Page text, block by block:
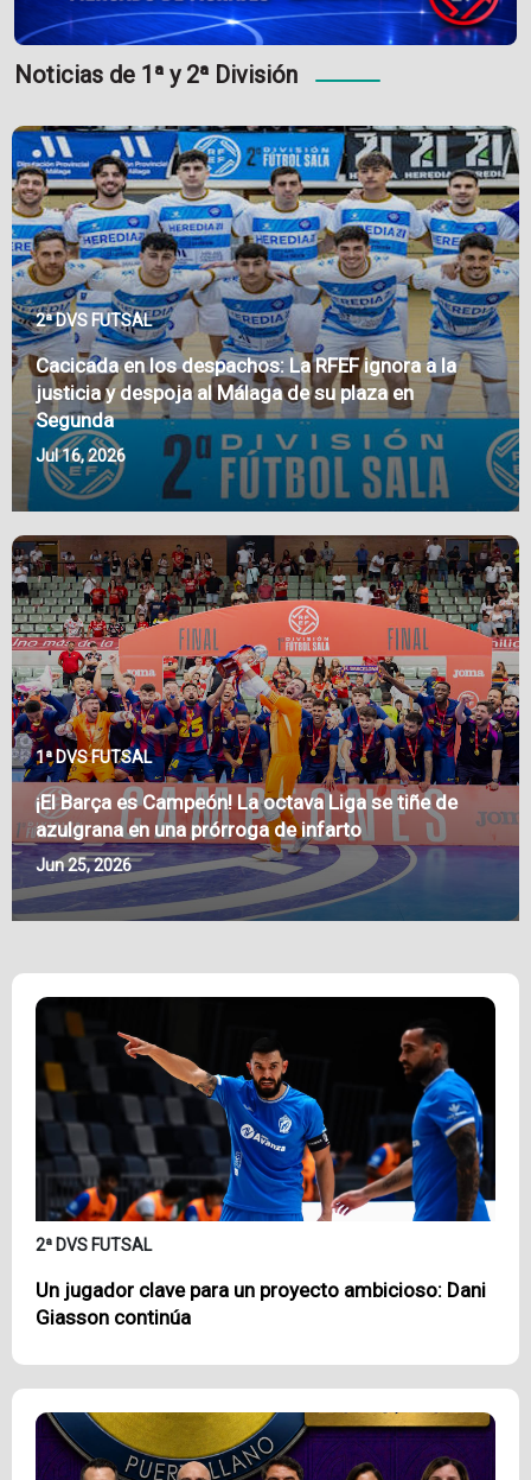
Noticias de 1ª y 2ª División
2ª DVS FUTSAL
Cacicada en los despachos: La RFEF ignora a la
justicia y despoja al Málaga de su plaza en
Segunda
Jul 16, 2026
1ª DVS FUTSAL
¡El Barça es Campeón! La octava Liga se tiñe de
azulgrana en una prórroga de infarto
Jun 25, 2026
2ª DVS FUTSAL
Un jugador clave para un proyecto ambicioso: Dani
Giasson continúa